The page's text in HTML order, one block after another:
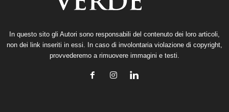
In questo sito gli Autori sono responsabili del contenuto dei loro articoli,
non dei link inseriti in essi. In caso di involontaria violazione di copyright,
provvederemo a rimuovere immagini e testi.